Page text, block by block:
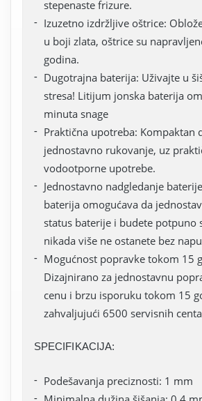
stepenaste frizure.
Izuzetno izdržljive oštrice:
u boji zlata, oštrice su
godina.
Dugotrajna baterija: Uživajte u
stresa! Litijum jonska baterija
minuta snage
Praktična upotreba: Kompaktan
jednostavno rukovanje, uz
vodootporne upotrebe.
Jednostavno nadgledanje
baterija omogućava da
status baterije i budete potpuno
nikada više ne ostanete bez
Mogućnost popravke tokom 15
Dizajnirano za jednostavnu
cenu i brzu isporuku tokom 15
zahvaljujući 6500 servisnih
SPECIFIKACIJA:
Podešavanja preciznosti: 1 mm